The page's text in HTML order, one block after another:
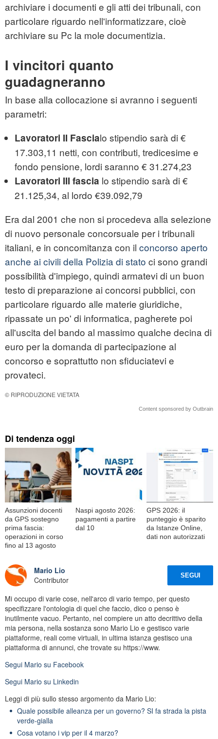
archiviare i documenti e gli atti dei tribunali, con
particolare riguardo nell'informatizzare, cioè
archiviare su Pc la mole documentizia.
I vincitori quanto
guadagneranno
In base alla collocazione si avranno i seguenti
parametri:
Lavoratori II Fascialo stipendio sarà di €
17.303,11 netti, con contributi, tredicesime e
fondo pensione, lordi saranno € 31.274,23
Lavoratori III fascia lo stipendio sarà di €
21.125,34, al lordo €39.092,79
Era dal 2001 che non si procedeva alla selezione
di nuovo personale concorsuale per i tribunali
italiani, e in concomitanza con il concorso aperto
anche ai civili della Polizia di stato ci sono grandi
possibilità d'impiego, quindi armatevi di un buon
testo di preparazione ai concorsi pubblici, con
particolare riguardo alle materie giuridiche,
ripassate un po' di informatica, pagherete poi
all'uscita del bando al massimo qualche decina di
euro per la domanda di partecipazione al
concorso e soprattutto non sfiduciatevi e
provateci.
© RIPRODUZIONE VIETATA
Content sponsored by Outbrain
Di tendenza oggi
Assunzioni docenti
da GPS sostegno
prima fascia:
operazioni in corso
fino al 13 agosto
Naspi agosto 2026:
pagamenti a partire
dal 10
GPS 2026: il
punteggio è sparito
da Istanze Online,
dati non autorizzati
Mario Lio
Contributor
SEGUI
Mi occupo di varie cose, nell'arco di vario tempo, per questo
specifizzare l'ontologia di quel che faccio, dico o penso è
inutilmente vacuo. Pertanto, nel compiere un atto decrittivo della
mia persona, nella sostanza sono Mario Lio e gestisco varie
piattaforme, reali come virtuali, in ultima istanza gestisco una
piattaforma di annunci, che trovate su https://www.
Segui Mario su Facebook
Segui Mario su Linkedin
Leggi di più sullo stesso argomento da Mario Lio:
Quale possibile alleanza per un governo? SI fa strada la pista
verde-gialla
Cosa votano i vip per il 4 marzo?